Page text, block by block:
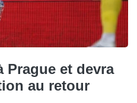
Prague et devra
au retour